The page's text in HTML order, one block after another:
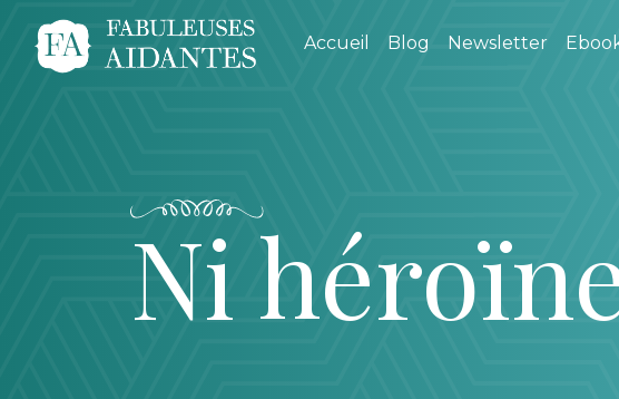
Accueil Blog Newsletter
Ni